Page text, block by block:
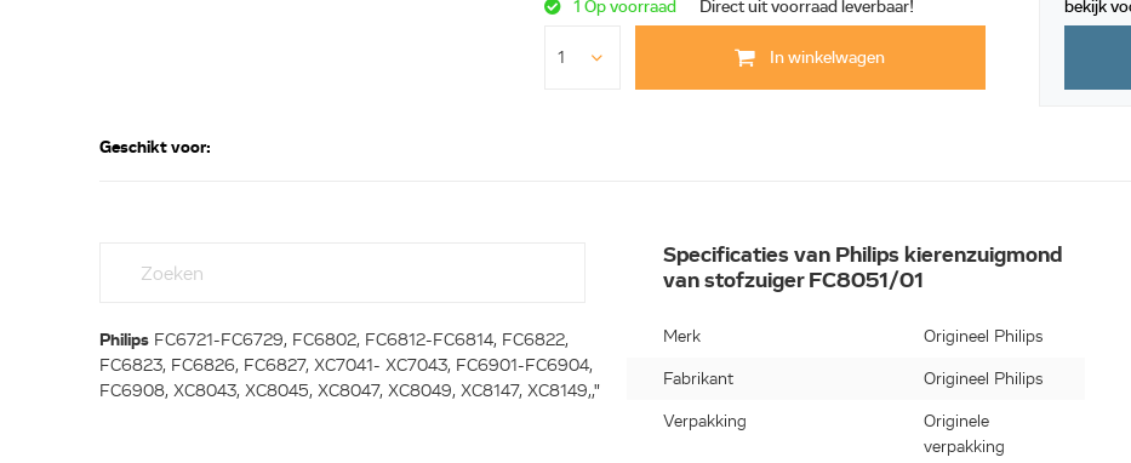
1 Op voorraad Direct uit voorraad leverbaar!
In winkelwagen
bekijk
Geschikt voor:
Philips FC6721-FC6729, FC6802, FC6812-FC6814, FC6822,
FC6823, FC6826, FC6827, XC7041- XC7043, FC6901-FC6904,
FC6908, XC8043, XC8045, XC8047, XC8049, XC8147, XC8149,,"
Specificaties van Philips kierenzuigmond
van stofzuiger FC8051/01
Merk Origineel Philips
Fabrikant Origineel Philips
Verpakking
Originele
verpakking